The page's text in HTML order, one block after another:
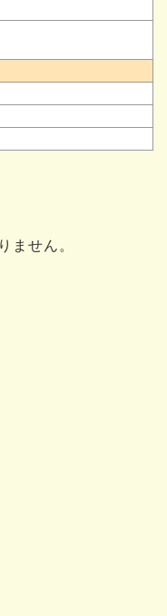
ません。